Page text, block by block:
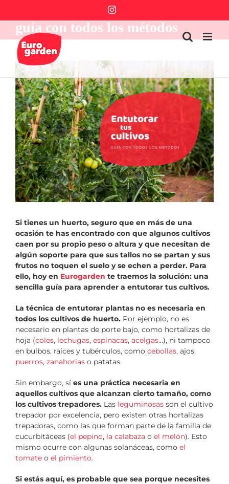
contenido
Instagram
Cómo entutorar tus cultivos:
guía con todos los métodos
Ver
imagen
más
grande
Si tienes un huerto, seguro que en más de una
ocasión te has encontrado con que algunos cultivos
caen por su propio peso o altura y que necesitan de
algún soporte para que sus tallos no se partan y sus
frutos no toquen el suelo y se echen a perder. Para
ello, hoy en Eurogarden te traemos la solución: una
sencilla guía para aprender a entutorar tus cultivos.
La técnica de entutorar plantas no es necesaria en
todos los cultivos de huerto. Por ejemplo, no es
necesario en plantas de porte bajo, como hortalizas de
hoja (coles, lechugas, espinacas, acelgas…), ni tampoco
en bulbos, raíces y tubérculos, como cebollas, ajos,
puerros, zanahorias o patatas.
Sin embargo, sí es una práctica necesaria en
aquellos cultivos que alcanzan cierto tamaño, como
los cultivos trepadores. Las leguminosas son el cultivo
trepador por excelencia, pero existen otras hortalizas
trepadoras, como las que forman parte de la familia de
cucurbitáceas (el pepino, la calabaza o el melón). Esto
mismo ocurre con algunas solanáceas, como el
tomate o el pimiento.
Si estás aquí, es probable que sea porque necesites